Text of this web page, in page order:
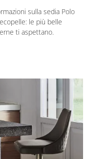
sulla sedia Polo
le più belle
ti aspettano.